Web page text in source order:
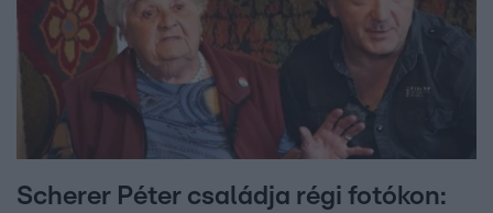
Scherer Péter családja régi fotókon: